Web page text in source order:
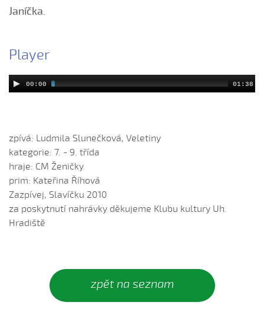
Daj, Pán Bůh, deštíčka (Marek Pavlica, 2010)
Dycky ně maměnka říkávala (Fornůsková Barbora, 2010)
Dycky sa starali (Patrik Matušina, 2006)
Dycky sem sa dívávala...
Dycky sem ti říkávala (Elsnerová Klára, 2010)
Dyž sa voják na téj vojně (Antonín Bruštík, 2004)
Ej, až budu
Ej, až budu veliká
Ej, léto, léto (Jachníková Markéta, 2010)
Ej oře, oře, pánú pacholek (Jana Záhorová, 2005)
Ej oře, oře, pánú pacholek (Julie Habartová, 2004)
Janíčka.
Player
00:00 01:38
zpívá: Ludmila Slunečková, Veletiny
kategorie: 7. - 9. třída
hraje: CM Ženičky
prim: Kateřina Říhová
Zazpívej, Slavíčku 2010
za poskytnutí nahrávky děkujeme Klubu kultury Uh.
Hradiště
zpět na seznam